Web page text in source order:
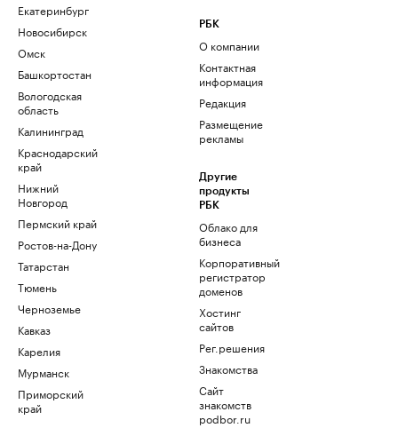
Екатеринбург
Новосибирск
Омск
Башкортостан
Вологодская
область
Калининград
Краснодарский
край
Нижний
Новгород
Пермский край
Ростов-на-Дону
Татарстан
Тюмень
Черноземье
Кавказ
Карелия
Мурманск
Приморский
край
РБК
О компании
Контактная
информация
Редакция
Размещение
рекламы
Другие
продукты
РБК
Облако для
бизнеса
Корпоративный
регистратор
доменов
Хостинг
сайтов
Рег.решения
Знакомства
Сайт
знакомств
podbor.ru